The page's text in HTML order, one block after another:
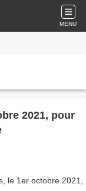
MENU
2021, pour